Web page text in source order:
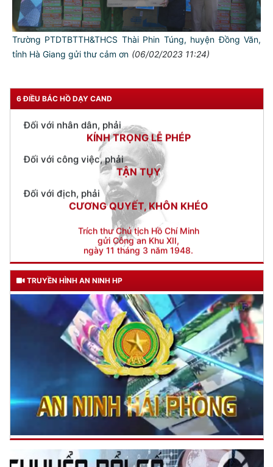
Trường PTDTBTTH&THCS Thài Phin Túng, huyện Đồng Văn,
tỉnh Hà Giang gửi thư cảm ơn (06/02/2023 11:24)
6 ĐIỀU BÁC HỒ DẠY CAND
Đối với đồng sự, phải
THÂN ÁI GIÚP ĐỠ
Đối với chính phủ, phải
TUYỆT ĐỐI TRUNG THÀNH
KÍNH TRỌNG LỄ PHÉP
TẬN TỤY
Đối với địch, phải
CƯƠNG QUYẾT, KHÔN KHÉO
Trích thư Chủ tịch Hồ Chí Minh
gửi Công an Khu XII,
ngày 11 tháng 3 năm 1948.
TRUYỀN HÌNH AN NINH HP